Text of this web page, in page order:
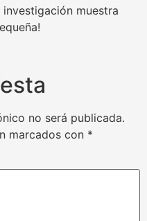
investigación muestra
no será publicada.
marcados con *